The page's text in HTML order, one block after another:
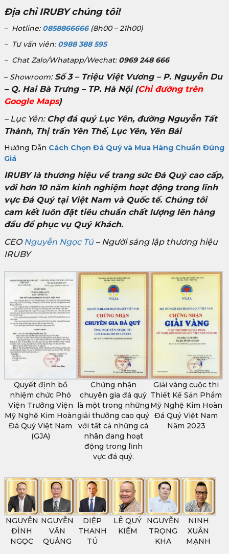
Địa chỉ IRUBY chúng tôi!
– Hotline: 0858866666(8h00 – 21h00)
– Tư vấn viên: 0988 388 595
– Chat Zalo/Whatapp/Wechat: 0969 248 666
– Showroom: Số 3 – Triệu Việt Vương – P. Nguyễn Du
– Q. Hai Bà Trưng – TP. Hà Nội(Chỉ đường trên
Google Maps)
– Lục Yên: Chợ đá quý Lục Yên, đường Nguyễn Tất
Thành, Thị trấn Yên Thế, Lục Yên, Yên Bái
Hướng Dẫn Cách Chọn Đá Quý và Mua Hàng Chuẩn Đúng
Giá
IRUBY là thương hiệu về trang sức Đá Quý cao cấp,
với hơn 10 năm kinh nghiệm hoạt động trong lĩnh
vực Đá Quý tại Việt Nam và Quốc tế. Chúng tôi
cam kết luôn đặt tiêu chuẩn chất lượng lên hàng
đầu để phục vụ Quý Khách.
CEONguyễn Ngọc Tú– Người sáng lập thương hiệu
IRUBY
Quyết định bổ
nhiệm chức Phó
Viện Trưởng Viện
Mỹ Nghệ Kim Hoàn
Đá Quý Việt Nam
(GJA)
Chứng nhận
chuyên gia đá quý
là một trong những
giải thưởng cao quý
với tất cả những cá
nhân đang hoạt
động trong lĩnh
vực đá quý.
Giải vàng cuộc thi
Thiết Kế Sản Phẩm
Mỹ Nghệ Kim Hoàn
Đá Quý Việt Nam
Năm 2023
NGUYỄN
ĐÌNH
NGỌC
NGUYỄN
VĂN
QUẢNG
DIỆP
THANH
TÚ
LÊ QUÝ
KIẾM
NGUYỄN
TRỌNG
KHA
NINH
XUÂN
MẠNH